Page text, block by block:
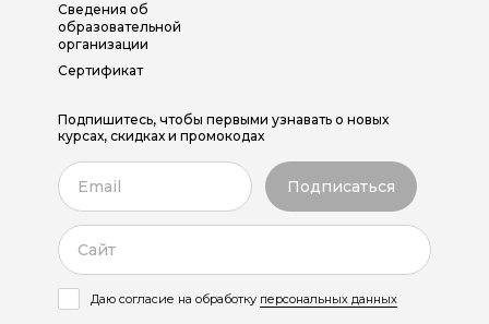
Сведения об
образовательной
организации
Сертификат
Подпишитесь, чтобы первыми узнавать о новых
курсах, скидках и промокодах
Даю согласие на обработку персональных данных